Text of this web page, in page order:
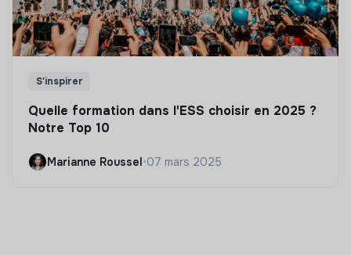
S'inspirer
Quelle formation dans l'ESS choisir en 2025 ?
Notre Top 10
Marianne Roussel•07 mars 2025